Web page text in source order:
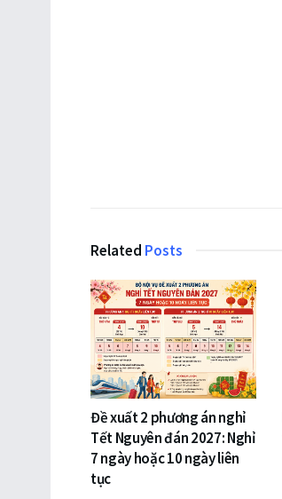
Related Posts
Đề xuất 2 phương án nghỉ
Tết Nguyên đán 2027: Nghỉ
7 ngày hoặc 10 ngày liên
tục